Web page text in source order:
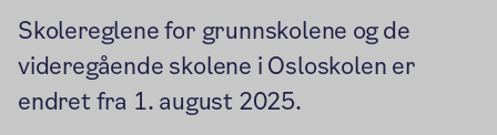
Skolereglene for grunnskolene og de
videregående skolene i Osloskolen er
endret fra 1. august 2025.